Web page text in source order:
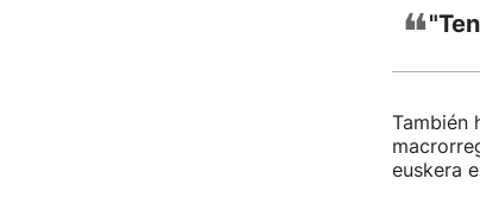
❝
También
euskera